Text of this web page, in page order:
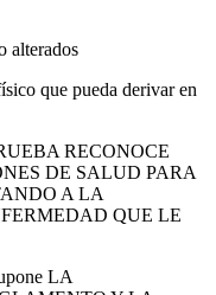
alterados
que pueda derivar en
RECONOCE
DE SALUD PARA
A LA
QUE LE
LA